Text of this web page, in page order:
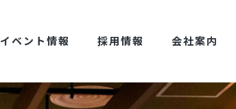
イベント情報 採用情報 会社案内